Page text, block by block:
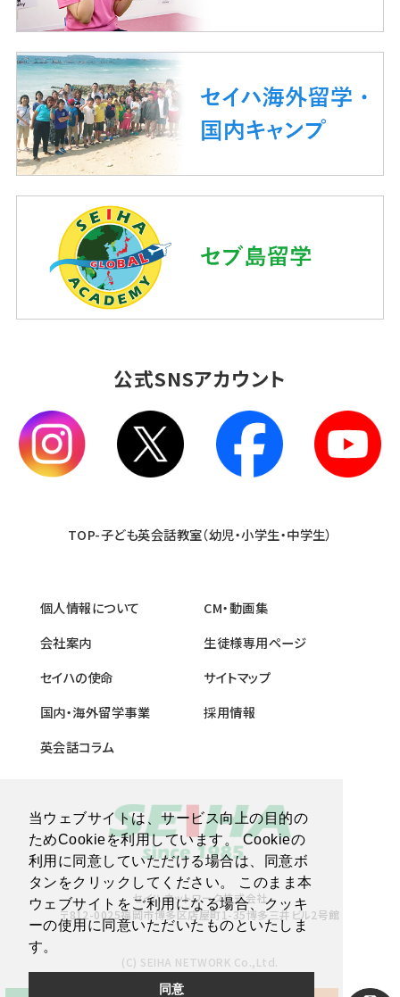
当ウェブサイトは、サービス向上の目的の
ためCookieを利用しています。 Cookieの
利用に同意していただける場合は、同意ボ
タンをクリックしてください。 このまま本
ウェブサイトをご利用になる場合、クッキ
ーの使用に同意いただいたものといたしま
す。
同意
公式SNSアカウント
TOP-子ども英会話教室（幼児・小学生・中学生）
個人情報について
会社案内
セイハの使命
国内・海外留学事業
英会話コラム
CM・動画集
生徒様専用ページ
サイトマップ
採用情報
セイハネットワーク株式会社
〒812-0025福岡市博多区店屋町1-35博多三井ビル2号館
(C) SEIHA NETWORK Co.,Ltd.